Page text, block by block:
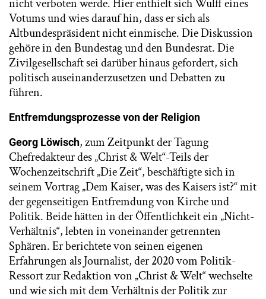
nicht verboten werde. Hier enthielt sich Wulff eines
Votums und wies darauf hin, dass er sich als
Altbundespräsident nicht einmische. Die Diskussion
gehöre in den Bundestag und den Bundesrat. Die
Zivilgesellschaft sei darüber hinaus gefordert, sich
politisch auseinanderzusetzen und Debatten zu
führen.
Entfremdungsprozesse von der Religion
Georg Löwisch, zum Zeitpunkt der Tagung
Chefredakteur des „Christ & Welt“-Teils der
Wochenzeitschrift „Die Zeit“, beschäftigte sich in
seinem Vortrag „Dem Kaiser, was des Kaisers ist?“ mit
der gegenseitigen Entfremdung von Kirche und
Politik. Beide hätten in der Öffentlichkeit ein „Nicht-
Verhältnis“, lebten in voneinander getrennten
Sphären. Er berichtete von seinen eigenen
Erfahrungen als Journalist, der 2020 vom Politik-
Ressort zur Redaktion von „Christ & Welt“ wechselte
und wie sich mit dem Verhältnis der Politik zur